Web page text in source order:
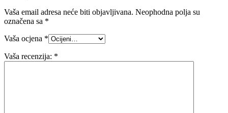
Vaša email adresa neće biti objavljivana. Neophodna polja su
označena sa *
Vaša ocjena *
Vaša recenzija: *